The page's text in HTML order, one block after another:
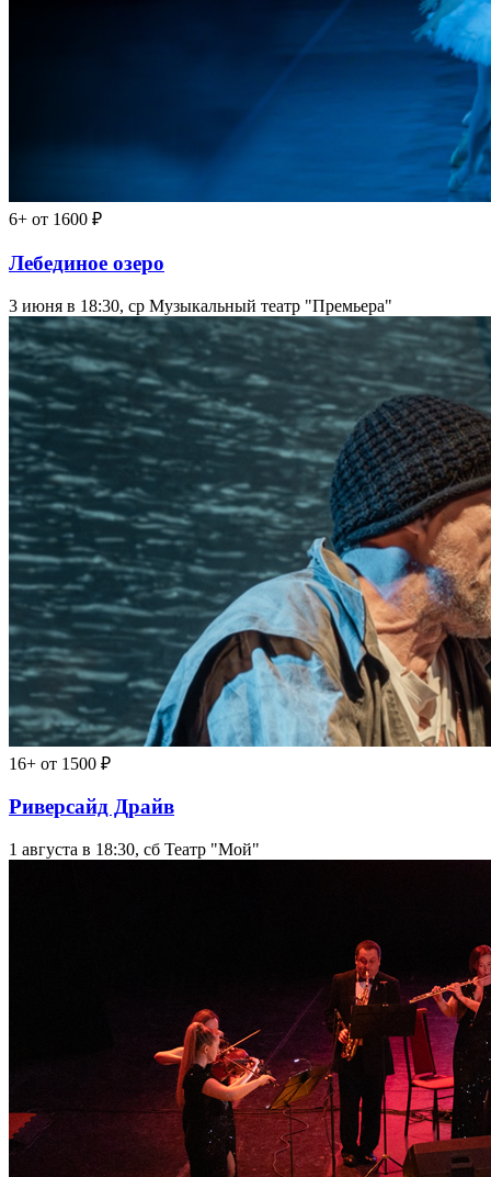
6+ от 1600 ₽
Лебединое озеро
3 июня в 18:30, ср Музыкальный театр "Премьера"
16+ от 1500 ₽
Риверсайд Драйв
1 августа в 18:30, сб Театр "Мой"